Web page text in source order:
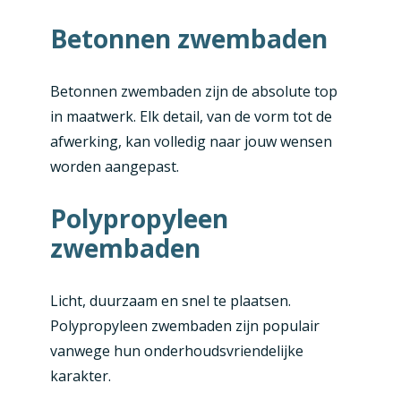
Betonnen zwembaden
Betonnen zwembaden zijn de absolute top
in maatwerk. Elk detail, van de vorm tot de
afwerking, kan volledig naar jouw wensen
worden aangepast.
Polypropyleen
zwembaden
Licht, duurzaam en snel te plaatsen.
Polypropyleen zwembaden zijn populair
vanwege hun onderhoudsvriendelijke
karakter.